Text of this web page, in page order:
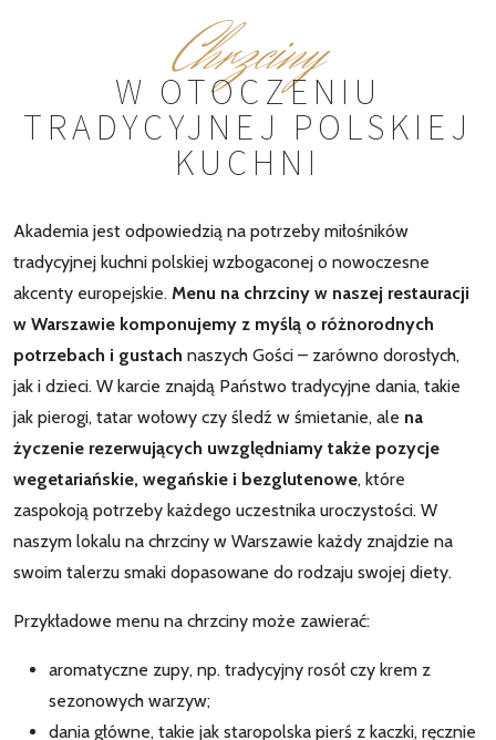
Chrzciny
W OTOCZENIU
TRADYCYJNEJ POLSKIEJ
KUCHNI
Akademia jest odpowiedzią na potrzeby miłośników
tradycyjnej kuchni polskiej wzbogaconej o nowoczesne
akcenty europejskie. Menu na chrzciny w naszej restauracji
w Warszawie komponujemy z myślą o różnorodnych
potrzebach i gustach naszych Gości – zarówno dorosłych,
jak i dzieci. W karcie znajdą Państwo tradycyjne dania, takie
jak pierogi, tatar wołowy czy śledź w śmietanie, ale na
życzenie rezerwujących uwzględniamy także pozycje
wegetariańskie, wegańskie i bezglutenowe, które
zaspokoją potrzeby każdego uczestnika uroczystości. W
naszym lokalu na chrzciny w Warszawie każdy znajdzie na
swoim talerzu smaki dopasowane do rodzaju swojej diety.
Przykładowe menu na chrzciny może zawierać:
aromatyczne zupy, np. tradycyjny rosół czy krem z
sezonowych warzyw;
dania główne, takie jak staropolska pierś z kaczki, ręcznie